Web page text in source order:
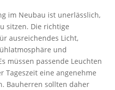
im Neubau ist unerlässlich,
sitzen. Die richtige
ausreichendes Licht,
und
müssen passende Leuchten
Tageszeit eine angenehme
Bauherren sollten daher